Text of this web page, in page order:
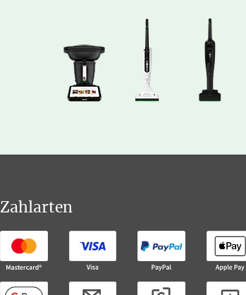
Zahlarten